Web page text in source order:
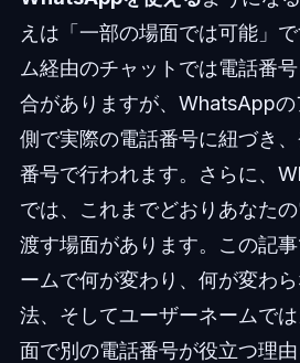
えは「一部の場面では可能」
ム経由のチャットでは電話番
合がありますが、WhatsApp
側で実際の電話番号に紐づき
番号で行われます。さらに、
では、これまでどおりあなた
渡す場面があります。この記
ームで何が変わり、何が変わ
法、そしてユーザーネームで
面で別の電話番号が役立つ理由